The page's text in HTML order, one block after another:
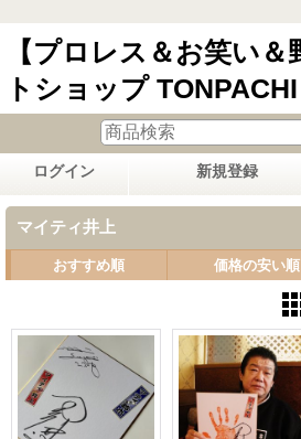
【プロレス＆お笑い＆
トショップ TONPACHI
ログイン 新規登録
マイティ井上
おすすめ順 価格の安い順